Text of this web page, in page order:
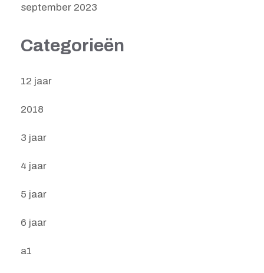
september 2023
Categorieën
12 jaar
2018
3 jaar
4 jaar
5 jaar
6 jaar
a1